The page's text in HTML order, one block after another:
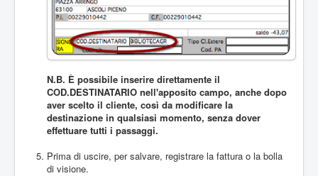
N.B. È possibile inserire direttamente il
COD.DESTINATARIO nell'apposito campo, anche dopo
aver scelto il cliente, così da modificare la
destinazione in qualsiasi momento, senza dover
effettuare tutti i passaggi.
Prima di uscire, per salvare, registrare la fattura o la bolla
di visione.